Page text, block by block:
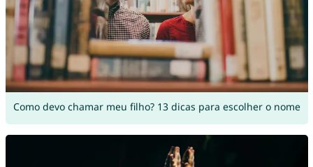
Como devo chamar meu filho? 13 dicas para escolher o nome